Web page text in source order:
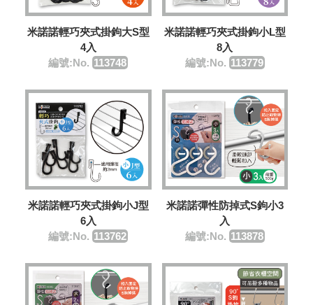
米諾諾輕巧夾式掛鉤大S型
4入
編號:No. 113748
米諾諾輕巧夾式掛鉤小L型
8入
編號:No. 113779
米諾諾輕巧夾式掛鉤小J型
6入
編號:No. 113762
米諾諾彈性防掉式S鉤小3
入
編號:No. 113878